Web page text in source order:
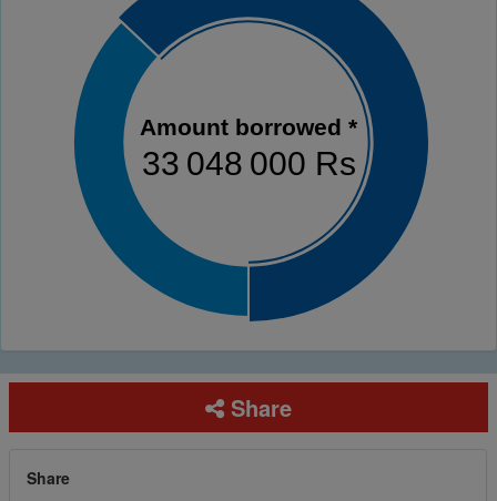
Amount borrowed *
33 048 000 Rs
Share
Share